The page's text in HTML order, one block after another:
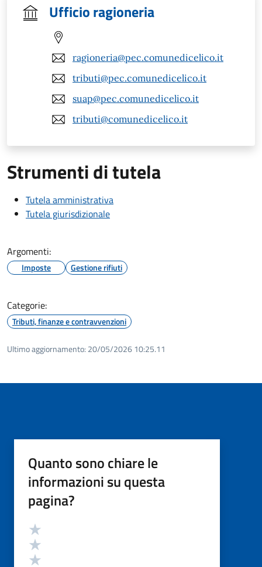
Ufficio ragioneria
ragioneria@pec.comunedicelico.it
tributi@pec.comunedicelico.it
suap@pec.comunedicelico.it
tributi@comunedicelico.it
Strumenti di tutela
Tutela amministrativa
Tutela giurisdizionale
Argomenti:
Imposte Gestione rifiuti
Categorie:
Tributi, finanze e contravvenzioni
Ultimo aggiornamento: 20/05/2026 10:25.11
Quanto sono chiare le
informazioni su questa
pagina?
Valutazione